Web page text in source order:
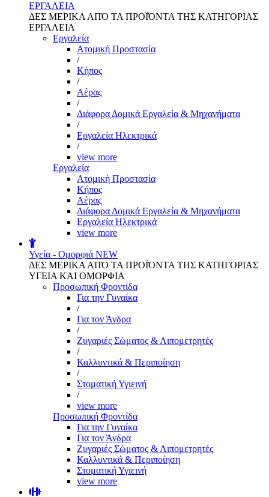
ΕΡΓΑΛΕΙΑ
ΔΕΣ ΜΕΡΙΚΑ ΑΠΌ ΤΑ ΠΡΟΪΌΝΤΑ ΤΗΣ ΚΑΤΗΓΟΡΙΑΣ
ΕΡΓΑΛΕΙΑ
Εργαλεία
Aτομική Προστασία
/
Kήπος
/
Αέρας
/
Διάφορα Δομικά Εργαλεία & Μηχανήματα
/
Εργαλεία Ηλεκτρικά
/
view more
Εργαλεία
Aτομική Προστασία
Kήπος
Αέρας
Διάφορα Δομικά Εργαλεία & Μηχανήματα
Εργαλεία Ηλεκτρικά
view more
Υγεία - Ομορφιά NEW
ΔΕΣ ΜΕΡΙΚΑ ΑΠΌ ΤΑ ΠΡΟΪΌΝΤΑ ΤΗΣ ΚΑΤΗΓΟΡΙΑΣ
ΥΓΕΙΑ ΚΑΙ ΟΜΟΡΦΙΑ
Προσωπική Φροντίδα
Για την Γυναίκα
/
Για τον Άνδρα
/
Ζυγαριές Σώματος & Λιπομετρητές
/
Καλλυντικά & Περιποίηση
/
Στοματική Υγιεινή
/
view more
Προσωπική Φροντίδα
Για την Γυναίκα
Για τον Άνδρα
Ζυγαριές Σώματος & Λιπομετρητές
Καλλυντικά & Περιποίηση
Στοματική Υγιεινή
view more